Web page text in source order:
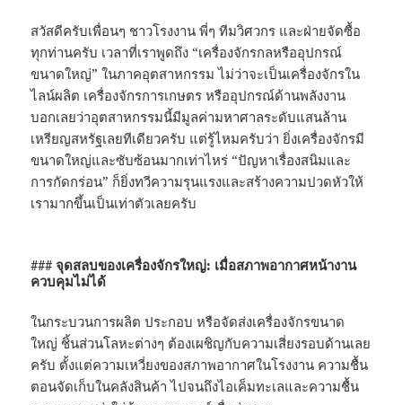
สวัสดีครับเพื่อนๆ ชาวโรงงาน พี่ๆ ทีมวิศวกร และฝ่ายจัดซื้อ
ทุกท่านครับ เวลาที่เราพูดถึง “เครื่องจักรกลหรืออุปกรณ์
ขนาดใหญ่” ในภาคอุตสาหกรรม ไม่ว่าจะเป็นเครื่องจักรใน
ไลน์ผลิต เครื่องจักรการเกษตร หรืออุปกรณ์ด้านพลังงาน
บอกเลยว่าอุตสาหกรรมนี้มีมูลค่ามหาศาลระดับแสนล้าน
เหรียญสหรัฐเลยทีเดียวครับ แต่รู้ไหมครับว่า ยิ่งเครื่องจักรมี
ขนาดใหญ่และซับซ้อนมากเท่าไหร่ “ปัญหาเรื่องสนิมและ
การกัดกร่อน” ก็ยิ่งทวีความรุนแรงและสร้างความปวดหัวให้
เรามากขึ้นเป็นเท่าตัวเลยครับ
### จุดสลบของเครื่องจักรใหญ่: เมื่อสภาพอากาศหน้างาน
ควบคุมไม่ได้
ในกระบวนการผลิต ประกอบ หรือจัดส่งเครื่องจักรขนาด
ใหญ่ ชิ้นส่วนโลหะต่างๆ ต้องเผชิญกับความเสี่ยงรอบด้านเลย
ครับ ตั้งแต่ความเหวี่ยงของสภาพอากาศในโรงงาน ความชื้น
ตอนจัดเก็บในคลังสินค้า ไปจนถึงไอเค็มทะเลและความชื้น